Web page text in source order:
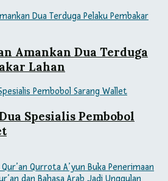
Amankan Dua Terduga
Lahan
Spesialis Pembobol